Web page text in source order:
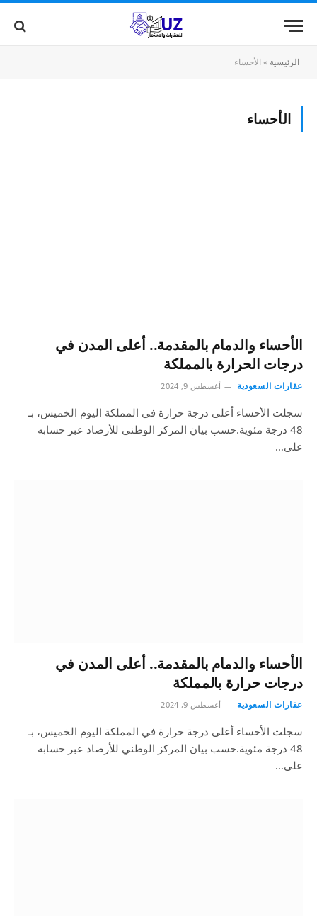
الرئيسية » الأحساء
الأحساء
الأحساء والدمام بالمقدمة.. أعلى المدن في
درجات الحرارة بالمملكة
عقارات السعودية أغسطس 9, 2024
سجلت الأحساء أعلى درجة حرارة في المملكة اليوم الخميس، بـ
48 درجة مئوية.حسب بيان المركز الوطني للأرصاد عبر حسابه
على…
الأحساء والدمام بالمقدمة.. أعلى المدن في
درجات حرارة بالمملكة
عقارات السعودية أغسطس 9, 2024
سجلت الأحساء أعلى درجة حرارة في المملكة اليوم الخميس، بـ
48 درجة مئوية.حسب بيان المركز الوطني للأرصاد عبر حسابه
على…